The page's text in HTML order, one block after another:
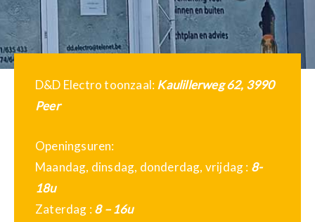
D&D Electro toonzaal: Kaulillerweg 62, 3990
Peer
Openingsuren:
Maandag, dinsdag, donderdag, vrijdag : 8-
18u
Zaterdag :8 – 16u